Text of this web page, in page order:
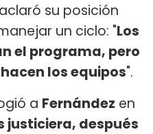
aclaró su posición
un ciclo: "Los
el programa, pero
los equipos".
a Fernández en
justiciera, después